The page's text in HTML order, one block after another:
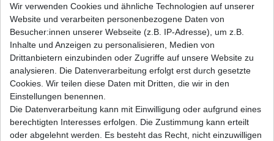
Filter
Dichtung Lichtmaschine Suzuki DR 650 S SP46
1996 - 2009
UVP 8,33 € 7,56 € *
Wir verwenden Cookies und ähnliche Technologien auf unserer
Website und verarbeiten personenbezogene Daten von
Besucher:innen unserer Webseite (z.B. IP-Adresse), um z.B.
Inhalte und Anzeigen zu personalisieren, Medien von
Drittanbietern einzubinden oder Zugriffe auf unsere Website zu
analysieren. Die Datenverarbeitung erfolgt erst durch gesetzte
Cookies. Wir teilen diese Daten mit Dritten, die wir in den
Einstellungen benennen.
Die Datenverarbeitung kann mit Einwilligung oder aufgrund eines
berechtigten Interesses erfolgen. Die Zustimmung kann erteilt
oder abgelehnt werden. Es besteht das Recht, nicht einzuwilligen